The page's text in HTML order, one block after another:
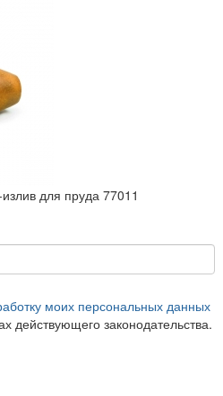
для пруда 77011
моих персональных данных
действующего законодательства.